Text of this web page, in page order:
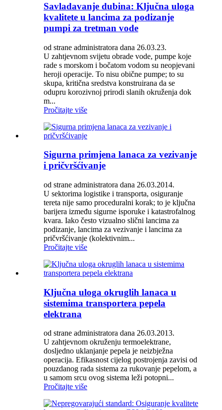
Savladavanje dubina: Ključna uloga
kvalitete u lancima za podizanje
pumpi za tretman vode
od strane administratora dana 26.03.23.
U zahtjevnom svijetu obrade vode, pumpe koje
rade s morskom i bočatom vodom su neopjevani
heroji operacije. To nisu obične pumpe; to su
skupa, kritična sredstva konstruirana da se
odupru korozivnoj prirodi slanih okruženja dok
m...
Pročitajte više
Sigurna primjena lanaca za vezivanje
i pričvršćivanje
od strane administratora dana 26.03.2014.
U sektorima logistike i transporta, osiguranje
tereta nije samo proceduralni korak; to je ključna
barijera između sigurne isporuke i katastrofalnog
kvara. Iako često vizualno slični lancima za
podizanje, lancima za vezivanje i lancima za
pričvršćivanje (kolektivnim...
Pročitajte više
Ključna uloga okruglih lanaca u
sistemima transportera pepela
elektrana
od strane administratora dana 26.03.2013.
U zahtjevnom okruženju termoelektrane,
dosljedno uklanjanje pepela je neizbježna
operacija. Efikasnost cijelog postrojenja zavisi od
pouzdanog rada sistema za rukovanje pepelom, a
u samom srcu ovog sistema leži potopni...
Pročitajte više